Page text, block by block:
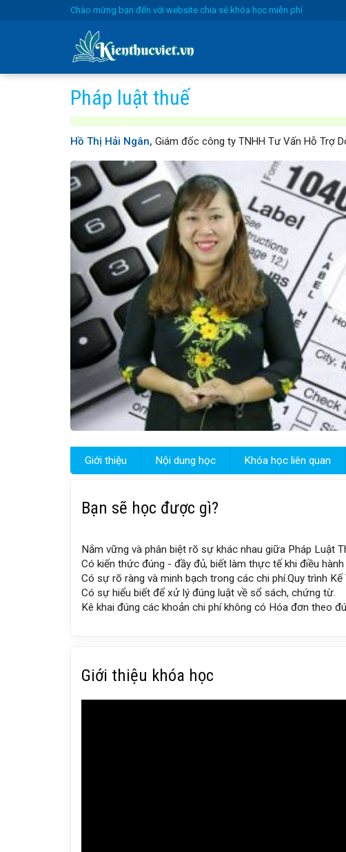
Chào mừng bạn đến với website chia sẻ khóa học miễn phí
Pháp luật thuế
Hồ Thị Hải Ngân, Giám đốc công ty TNHH Tư Vấn Hỗ Trợ
Giới thiệu Nội dung học Khóa học liên quan
Bạn sẽ học được gì?
Nắm vững và phân biệt rõ sự khác nhau giữa Pháp Luật
Có kiến thức đúng - đầy đủ, biết làm thực tế khi điều
Có sự rõ ràng và minh bạch trong các chi phí.Quy trình Kế
Có sự hiểu biết để xử lý đúng luật về sổ sách, chứng từ.
Kê khai đúng các khoản chi phí không có Hóa đơn theo
Giới thiệu khóa học